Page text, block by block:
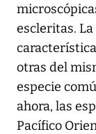
escleritas.
otras del
especie
ahora, las
Pacífico